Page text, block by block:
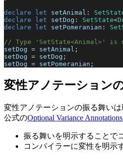
declare let setAnimal :
declare let setDog : SetState<
declare let setPomeranian :
// Type 'SetState<Animal>' is
setDog = setAnimal ;
setDog = setDog ;
setDog = setPomeranian ;
変性アノテーション
変性アノテーションの振る舞い
公式のOptional Variance
振る舞いを明示することで
コンパイラーに変性を明示